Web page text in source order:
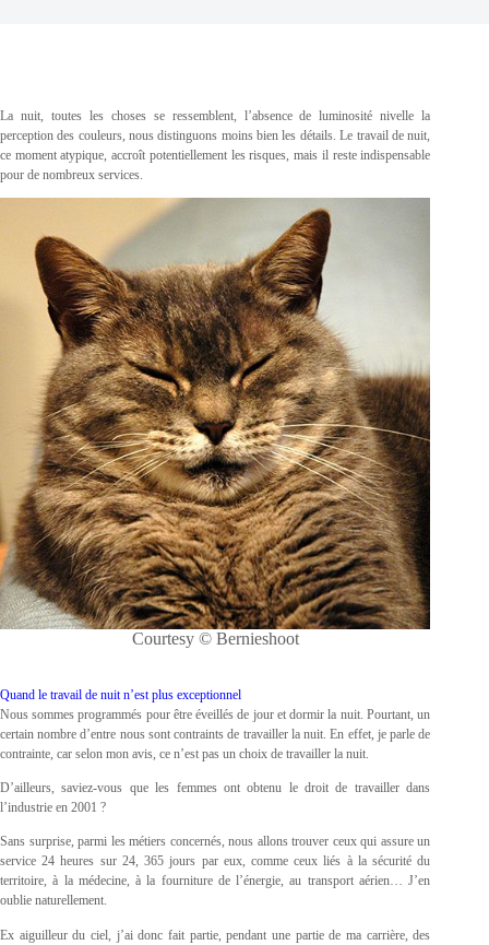
La nuit, toutes les choses se ressemblent, l’absence de luminosité nivelle la
perception des couleurs, nous distinguons moins bien les détails. Le travail de nuit,
ce moment atypique, accroît potentiellement les risques, mais il reste indispensable
pour de nombreux services.
Courtesy © Bernieshoot
Quand le travail de nuit n’est plus exceptionnel
Nous sommes programmés pour être éveillés de jour et dormir la nuit. Pourtant, un
certain nombre d’entre nous sont contraints de travailler la nuit. En effet, je parle de
contrainte, car selon mon avis, ce n’est pas un choix de travailler la nuit.
D’ailleurs, saviez-vous que les femmes ont obtenu le droit de travailler dans
l’industrie en 2001 ?
Sans surprise, parmi les métiers concernés, nous allons trouver ceux qui assure un
service 24 heures sur 24, 365 jours par eux, comme ceux liés à la sécurité du
territoire, à la médecine, à la fourniture de l’énergie, au transport aérien… J’en
oublie naturellement.
Ex aiguilleur du ciel, j’ai donc fait partie, pendant une partie de ma carrière, des